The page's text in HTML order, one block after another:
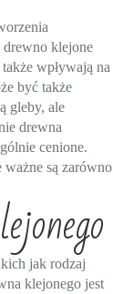
drewno klejone
wpływają na
być także
gleby, ale
drewna
cenione.
są zarówno
jak rodzaj
klejonego jest